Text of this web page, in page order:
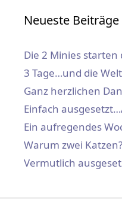
Neueste Beiträge
Die 2 Minies starten
3 Tage…und die
Ganz herzlichen
Einfach
Ein aufregendes
Warum zwei Katzen?
Vermutlich